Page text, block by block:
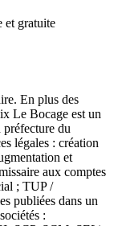
et gratuite
En plus des
Le Bocage est un
du
légales : création
et
aux comptes
; TUP /
publiées dans un
: